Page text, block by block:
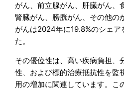
がん、前立腺がん、肝臓がん、
腎臓がん、膀胱がん、その他の
がんは2024年に19.8%のシェア
た。
その優位性は、高い疾病負担、
性、および標的治療抵抗性を監
用の増加に関連しています。こ